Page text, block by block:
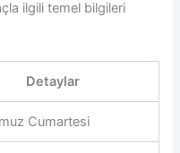
ilgili temel bilgileri
Detaylar
Cumartesi